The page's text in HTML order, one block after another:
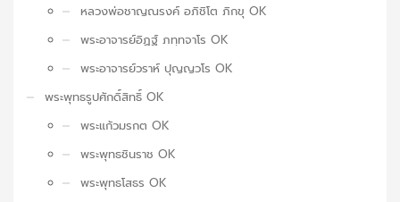
หลวงพ่อชาญณรงค์ อภิชิโต ภิกขุ OK
พระอาจารย์อิฏฐ์ ภทฺทจาโร OK
พระอาจารย์วราห์ ปุญญวโร OK
พระพุทธรูปศักดิ์สิทธิ์ OK
พระแก้วมรกต OK
พระพุทธชินราช OK
พระพุทธโสธร OK